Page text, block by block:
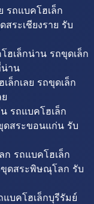
รถแบคโฮเล็ก
สระเชียงราย รับ
ฮเล็กน่าน รถขุดเล็ก
าน
ล็กเลย รถขุดเล็ก
รถแบคโฮเล็ก
ดสระขอนแก่น รับ
รถแบคโฮเล็ก
ดสระพิษณุโลก รับ
บคโฮเล็กบุรีรัมย์